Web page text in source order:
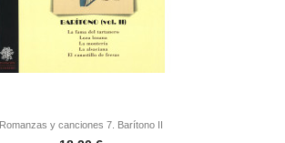
Romanzas y canciones 7. Barítono II